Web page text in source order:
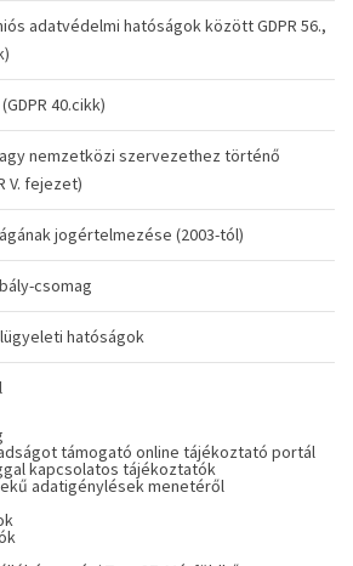
adatvédelmi hatóságok között GDPR 56.,
40.cikk)
nemzetközi szervezethez történő
V. fejezet)
jogértelmezése (2003-tól)
csomag
hatóságok
támogató online tájékoztató portál
kapcsolatos tájékoztatók
adatigénylések menetéről